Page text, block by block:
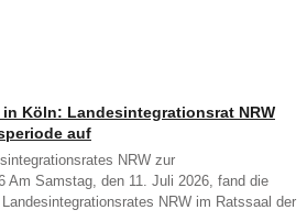
Köln: Landesintegrationsrat NRW
auf
NRW zur
Am Samstag, den 11. Juli 2026, fand die
NRW im Ratssaal der